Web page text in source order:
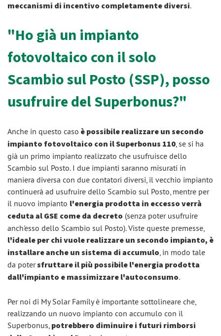
meccanismi di incentivo completamente diversi.
"Ho già un impianto
fotovoltaico con il solo
Scambio sul Posto (SSP), posso
usufruire del Superbonus?"
Anche in questo caso è possibile realizzare un secondo
impianto fotovoltaico con il Superbonus 110, se si ha
già un primo impianto realizzato che usufruisce dello
Scambio sul Posto. I due impianti saranno misurati in
maniera diversa con due contatori diversi, il vecchio impianto
continuerà ad usufruire dello Scambio sul Posto, mentre per
il nuovo impianto l'energia prodotta in eccesso verrà
ceduta al GSE come da decreto (senza poter usufruire
anch'esso dello Scambio sul Posto). Viste queste premesse,
l'ideale per chi vuole realizzare un secondo impianto, è
installare anche un sistema di accumulo, in modo tale
da potersfruttare il più possibile l'energia prodotta
dall'impianto e massimizzare l'autoconsumo.
Per noi di My Solar Family è importante sottolineare che,
realizzando un nuovo impianto con accumulo con il
Superbonus, potrebbero diminuire i futuri rimborsi